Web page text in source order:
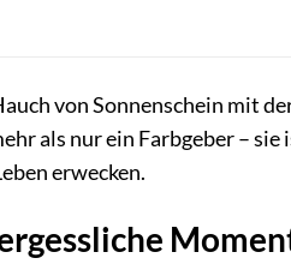
von Sonnenschein mit
als nur ein Farbgeber –
erwecken.